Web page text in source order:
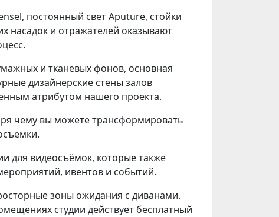
постоянный свет Aputure, стойки
насадок и отражателей оказывают
и тканевых фонов, основная
дизайнерские стены залов
атрибутом нашего проекта.
чему вы можете трансформировать
для видеосъёмок, которые также
ивентов и событий.
зоны ожидания с диванами.
студии действует бесплатный